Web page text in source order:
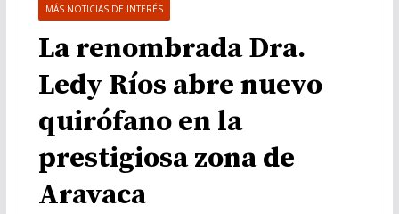
MÁS NOTICIAS DE INTERÉS
La renombrada Dra.
Ledy Ríos abre nuevo
quirófano en la
prestigiosa zona de
Aravaca